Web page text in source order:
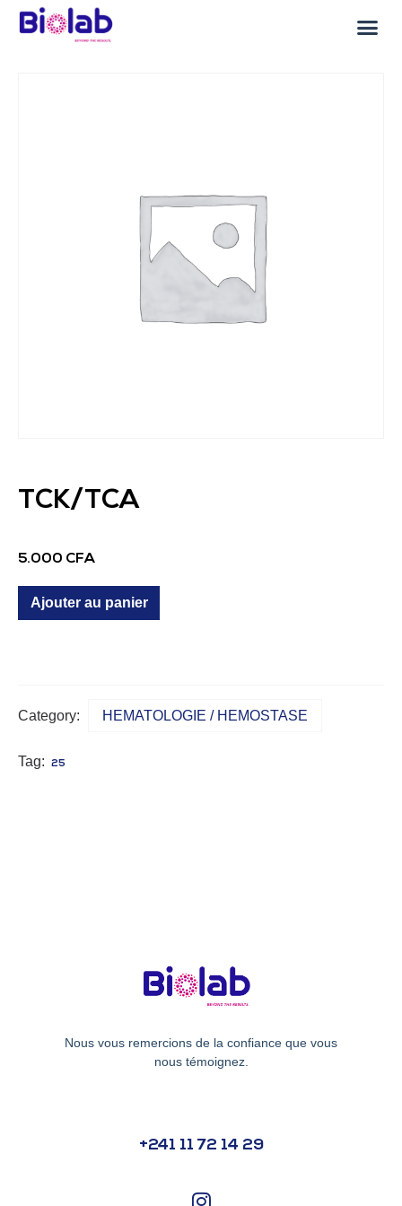
TCK/TCA
5.000 CFA
Ajouter au panier
Category: HEMATOLOGIE / HEMOSTASE
Tag: 25
Nous vous remercions de la confiance que vous
nous témoignez.
+241 11 72 14 29